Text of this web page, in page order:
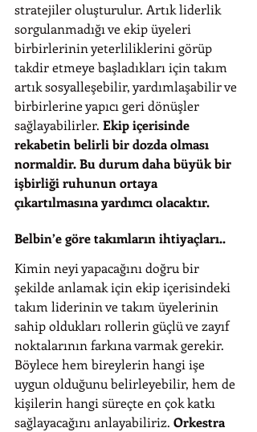
stratejiler oluşturulur. Artık liderlik
sorgulanmadığı ve ekip üyeleri
birbirlerinin yeterliliklerini görüp
takdir etmeye başladıkları için takım
artık sosyalleşebilir, yardımlaşabilir ve
birbirlerine yapıcı geri dönüşler
sağlayabilirler. Ekip içerisinde
rekabetin belirli bir dozda olması
normaldir. Bu durum daha büyük bir
işbirliği ruhunun ortaya
çıkartılmasına yardımcı olacaktır.
Belbin’e göre takımların ihtiyaçları..
Kimin neyi yapacağını doğru bir
şekilde anlamak için ekip içerisindeki
takım liderinin ve takım üyelerinin
sahip oldukları rollerin güçlü ve zayıf
noktalarının farkına varmak gerekir.
Böylece hem bireylerin hangi işe
uygun olduğunu belirleyebilir, hem de
kişilerin hangi süreçte en çok katkı
sağlayacağını anlayabiliriz. Orkestra